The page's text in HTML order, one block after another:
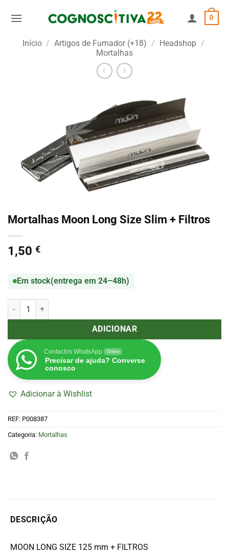
0
Início / Artigos de Fumador (+18) / Headshop /
Mortalhas
Mortalhas Moon Long Size Slim + Filtros
1,50 €
Em stock(entrega em 24–48h)
Quantidade de Mortalhas Moon Long Size Slim + Filtros
ADICIONAR
Contactos WhatsApp Online
Precisar de ajuda? Converse
conosco
Adicionar à Wishlist
REF: P008387
Categoria: Mortalhas
DESCRIÇÃO
MOON LONG SIZE 125 mm + FILTROS